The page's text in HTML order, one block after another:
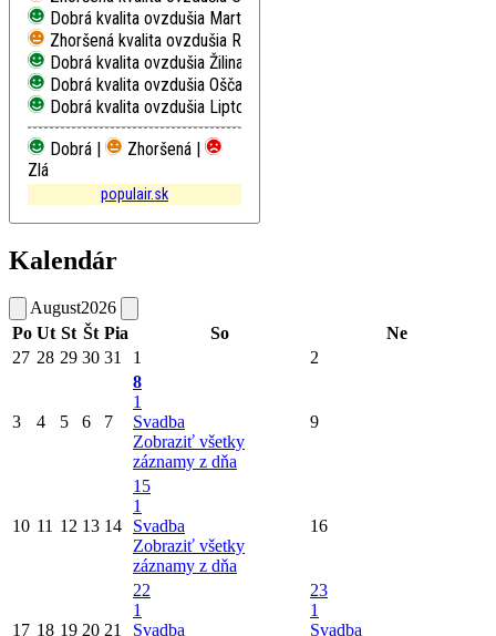
Dobrá kvalita ovzdušia Martin, Jesenského
Zhoršená kvalita ovzdušia Ružomberok, Riadok
Dobrá kvalita ovzdušia Žilina, Obežná
Dobrá kvalita ovzdušia Oščadnica
Dobrá kvalita ovzdušia Liptovský Mikuláš, Školská
Dobrá |
Zhoršená |
Zlá
populair.sk
Kalendár
August2026
Po Ut St Št Pia So
Ne
27 28 29 30 31 1 2
3 4 5 6 7
8
1
Svadba
Zobraziť všetky
záznamy z dňa
9
10 11 12 13 14
15
1
Svadba
Zobraziť všetky
záznamy z dňa
16
17 18 19 20 21
22
1
Svadba
23
1
Svadba